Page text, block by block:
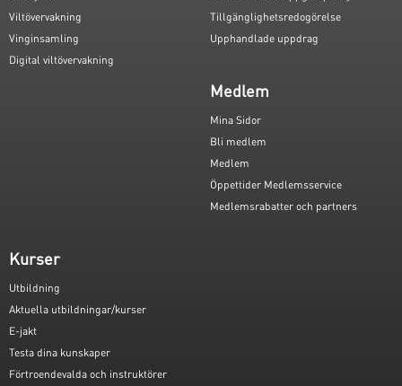
Viltövervakning
Vinginsamling
Digital viltövervakning
Tillgänglighetsredogörelse
Upphandlade uppdrag
Medlem
Mina Sidor
Bli medlem
Medlem
Öppettider Medlemsservice
Medlemsrabatter och partners
Kurser
Utbildning
Aktuella utbildningar/kurser
E-jakt
Testa dina kunskaper
Förtroendevalda och instruktörer